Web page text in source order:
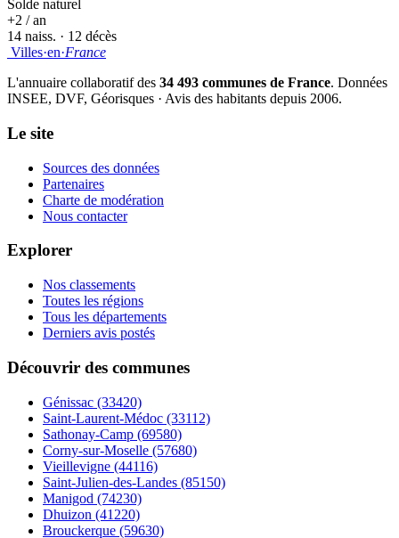
Solde naturel
+2 / an
14 naiss. · 12 décès
Villes·en·France
L'annuaire collaboratif des 34 493 communes de France. Données
INSEE, DVF, Géorisques · Avis des habitants depuis 2006.
Le site
Sources des données
Partenaires
Charte de modération
Nous contacter
Explorer
Nos classements
Toutes les régions
Tous les départements
Derniers avis postés
Découvrir des communes
Génissac (33420)
Saint-Laurent-Médoc (33112)
Sathonay-Camp (69580)
Corny-sur-Moselle (57680)
Vieillevigne (44116)
Saint-Julien-des-Landes (85150)
Manigod (74230)
Dhuizon (41220)
Brouckerque (59630)